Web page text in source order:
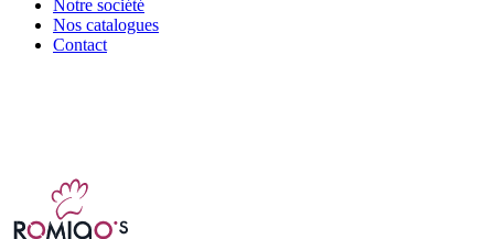
Notre société
Nos catalogues
Contact